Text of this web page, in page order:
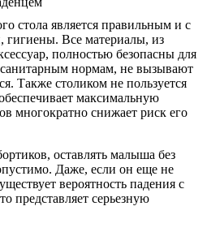
стола является правильным и с
гигиены. Все материалы, из
полностью безопасны для
нормам, не вызывают
Также столиком не пользуется
максимальную
многократно снижает риск его
оставлять малыша без
Даже, если он еще не
вероятность падения с
представляет серьезную